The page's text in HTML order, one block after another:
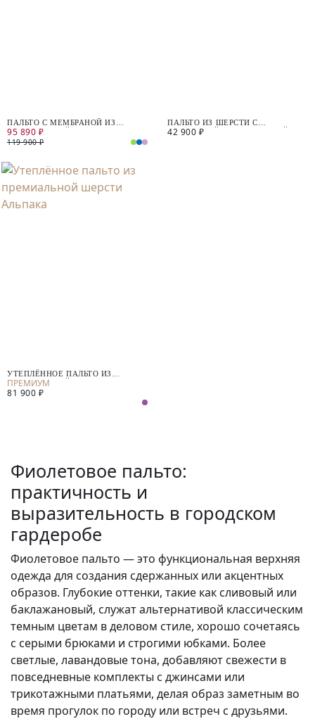
ПАЛЬТО С МЕМБРАНОЙ ИЗ
ПРЕМИАЛЬНОЙ ШЕРСТИ И
ШЕРСТИ АЛЬПАКА
95 890 ₽
119 900 ₽
ПАЛЬТО ИЗ ШЕРСТИ С
МЕМБРАНОЙ И УТЕПЛЁННОЙ
42 900 ₽
УТЕПЛЁННОЕ ПАЛЬТО ИЗ
ПРЕМИАЛЬНОЙ ШЕРСТИ
АЛЬПАКА
81 900 ₽
Фиолетовое пальто:
практичность и
выразительность в городском
гардеробе
Фиолетовое пальто — это функциональная верхняя
одежда для создания сдержанных или акцентных
образов. Глубокие оттенки, такие как сливовый или
баклажановый, служат альтернативой классическим
темным цветам в деловом стиле, хорошо сочетаясь
с серыми брюками и строгими юбками. Более
светлые, лавандовые тона, добавляют свежести в
повседневные комплекты с джинсами или
трикотажными платьями, делая образ заметным во
время прогулок по городу или встреч с друзьями.